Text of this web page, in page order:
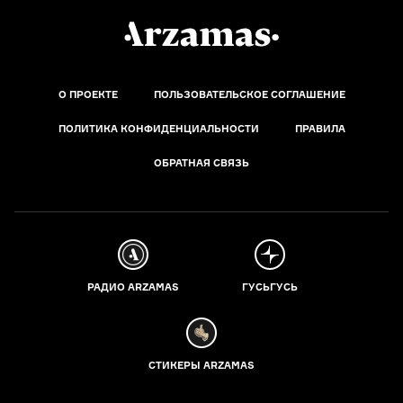
О ПРОЕКТЕ ПОЛЬЗОВАТЕЛЬСКОЕ СОГЛАШЕНИЕ
ПОЛИТИКА КОНФИДЕНЦИАЛЬНОСТИ ПРАВИЛА
ОБРАТНАЯ СВЯЗЬ
РАДИО ARZAMAS ГУСЬГУСЬ
СТИКЕРЫ ARZAMAS